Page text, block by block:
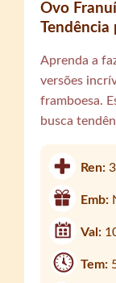
Ovo
Tendência
Aprenda a
versões
framboesa.
busca
Ren:
Emb:
Val:
Tem: